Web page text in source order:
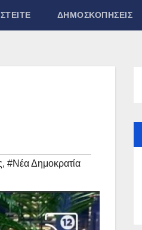
ΔΗΜΟΣΚΟΠΉΣΕΙΣ
, #Νέα Δημοκρατία